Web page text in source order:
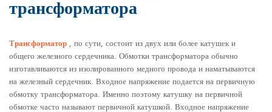
трансформатора
Трансформатор , по сути, состоит из двух или более катушек и
общего железного сердечника. Обмотки трансформатора обычно
изготавливаются из изолированного медного провода и наматываются
на железный сердечник. Входное напряжение подается на первичную
обмотку трансформатора. Именно поэтому катушку на первичной
обмотке часто называют первичной катушкой. Входное напряжение